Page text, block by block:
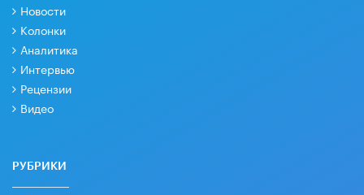
Новости
Колонки
Аналитика
Интервью
Рецензии
Видео
РУБРИКИ